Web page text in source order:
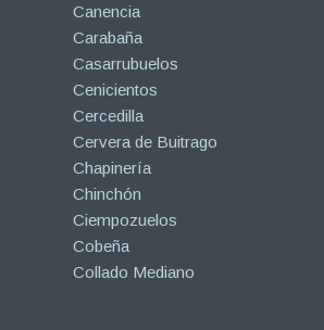
Canencia
Carabaña
Casarrubuelos
Cenicientos
Cercedilla
Cervera de Buitrago
Chapinería
Chinchón
Ciempozuelos
Cobeña
Collado Mediano